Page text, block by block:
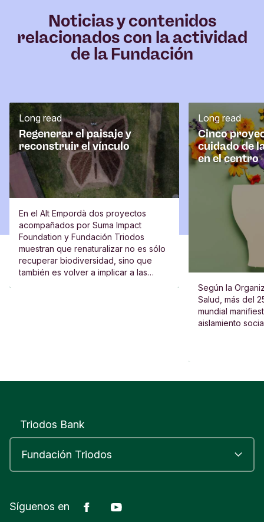
Noticias y contenidos
relacionados con la actividad
de la Fundación
Regenerar el paisaje y
reconstruir el vínculo
Long read
En el Alt Empordà dos proyectos
acompañados por Suma Impact
Foundation y Fundación Triodos
muestran que renaturalizar no es sólo
recuperar biodiversidad, sino que
también es volver a implicar a las
Cinco
cuidado de
en el centro
Long read
Según la
Salud, más del
mundial
aislamiento
Triodos Bank
Síguenos en Facebook